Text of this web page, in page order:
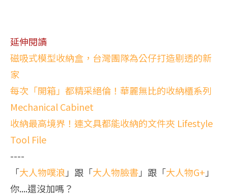
延伸閱讀
磁吸式模型收納盒，台灣團隊為公仔打造剔透的新
家
每次「開箱」都精采絕倫！華麗無比的收納櫃系列
Mechanical Cabinet
收納最高境界！連文具都能收納的文件夾 Lifestyle
Tool File
----
「大人物噗浪 」跟「大人物臉書」跟「大人物G+ 」
你....還沒加嗎？